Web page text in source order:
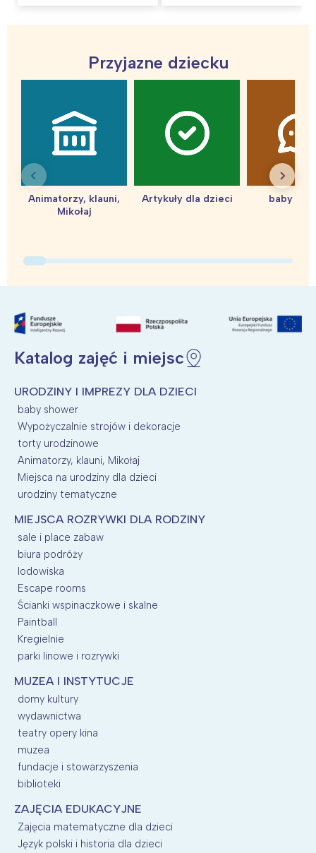
Przyjazne dziecku
Animatorzy, klauni,
Mikołaj
Artykuły dla dzieci baby
Katalog zajęć i miejsc
URODZINY I IMPREZY DLA DZIECI
baby shower
Wypożyczalnie strojów i dekoracje
torty urodzinowe
Animatorzy, klauni, Mikołaj
Miejsca na urodziny dla dzieci
urodziny tematyczne
MIEJSCA ROZRYWKI DLA RODZINY
sale i place zabaw
biura podróży
lodowiska
Escape rooms
Ścianki wspinaczkowe i skalne
Paintball
Kregielnie
parki linowe i rozrywki
MUZEA I INSTYTUCJE
domy kultury
wydawnictwa
teatry opery kina
muzea
fundacje i stowarzyszenia
biblioteki
ZAJĘCIA EDUKACYJNE
Zajęcia matematyczne dla dzieci
Język polski i historia dla dzieci
tego regionu:
Wrocław
Wszystkie
Wybieram